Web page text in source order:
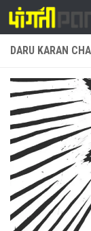
Skip to content
DARU KARAN